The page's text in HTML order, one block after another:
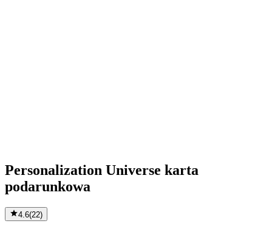
Personalization Universe karta
podarunkowa
4.6(22)